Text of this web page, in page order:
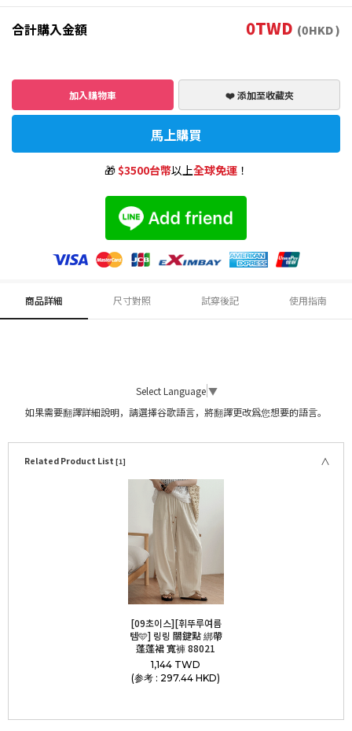
合計購入金額 0TWD (0HKD )
加入購物車 ❤️ 添加至收藏夾
馬上購買
🎁$3500台幣以上全球免運！
商品詳細 尺寸對照 試穿後記 使用指南
Select Language ▼
如果需要翻譯詳細說明，請選擇谷歌語言，將翻譯更改爲您想要的語言。
Related Product List [1]
[09초이스][휘뚜루여름
템🩵] 링링 關鍵點 綁帶
蓬蓬裙 寬褲 88021
1,144 TWD
(参考 : 297.44 HKD)